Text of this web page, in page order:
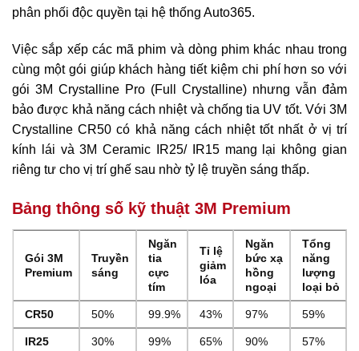
phân phối độc quyền tại hệ thống Auto365.
Việc sắp xếp các mã phim và dòng phim khác nhau trong
cùng một gói giúp khách hàng tiết kiệm chi phí hơn so với
gói 3M Crystalline Pro (Full Crystalline) nhưng vẫn đảm
bảo được khả năng cách nhiệt và chống tia UV tốt. Với 3M
Crystalline CR50 có khả năng cách nhiệt tốt nhất ở vị trí
kính lái và 3M Ceramic IR25/ IR15 mang lại không gian
riêng tư cho vị trí ghế sau nhờ tỷ lệ truyền sáng thấp.
Bảng thông số kỹ thuật 3M Premium
Gói 3M
Premium
Truyền
sáng
Ngăn
tia
cực
tím
Tỉ lệ
giảm
lóa
Ngăn
bức xạ
hồng
ngoại
Tổng
năng
lượng
loại bỏ
CR50 50% 99.9% 43% 97% 59%
IR25 30% 99% 65% 90% 57%